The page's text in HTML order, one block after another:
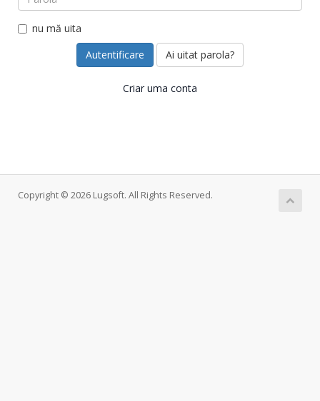
nu mă uita
Ai uitat parola?
Criar uma conta
Copyright © 2026 Lugsoft. All Rights Reserved.